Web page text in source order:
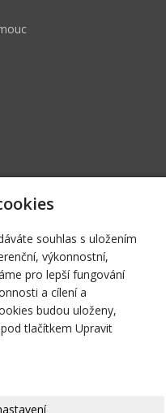
souhlas s uložením
výkonnostní,
pro lepší fungování
a cílení a
budou uloženy,
tlačítkem Upravit